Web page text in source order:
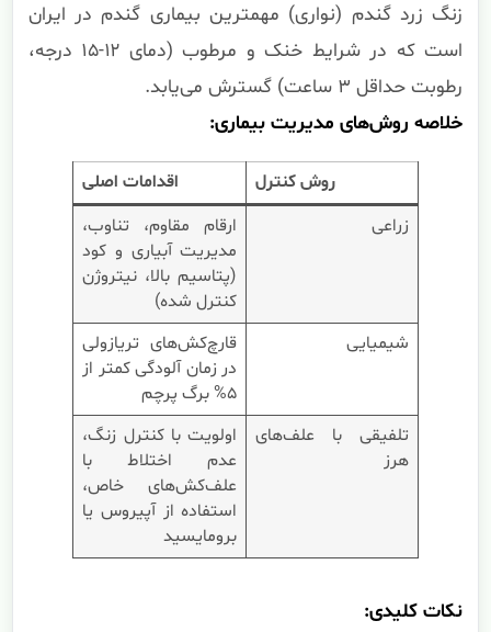
زنگ زرد گندم (نواری) مهمترین بیماری گندم در ایران
است که در شرایط خنک و مرطوب (دمای ۱۲-۱۵ درجه،
رطوبت حداقل ۳ ساعت) گسترش می‌یابد.
خلاصه روش‌های مدیریت بیماری:
روش کنترل
اقدامات اصلی
زراعی
ارقام مقاوم، تناوب،
مدیریت آبیاری و کود
(پتاسیم بالا، نیتروژن
کنترل شده)
شیمیایی
قارچ‌کش‌های تریازولی
در زمان آلودگی کمتر از
۵% برگ پرچم
تلفیقی با علف‌های
هرز
اولویت با کنترل زنگ،
عدم اختلاط با
علف‌کش‌های خاص،
استفاده از آپیروس یا
برومایسید
نکات کلیدی: